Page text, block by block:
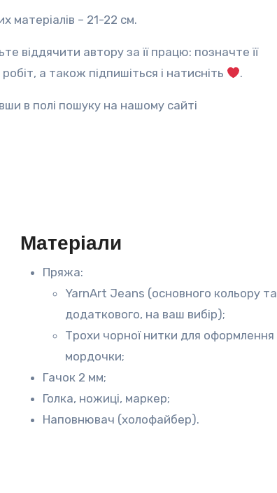
матеріалів – 21-22 см.
віддячити автору за її працю: позначте її
робіт, а також підпишіться і натисніть .
в полі пошуку на нашому сайті
Матеріали
Пряжа:
YarnArt Jeans (основного кольору та
додаткового, на ваш вибір);
Трохи чорної нитки для оформлення
мордочки;
Гачок 2 мм;
Голка, ножиці, маркер;
Наповнювач (холофайбер).